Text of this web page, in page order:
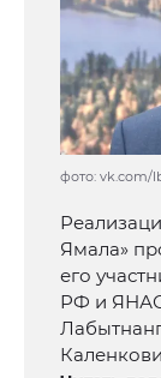
фото: vk.com/
Ямала»
его
РФ и